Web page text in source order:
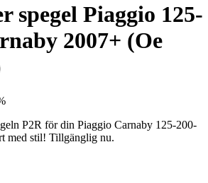
spegel Piaggio 125-
2007+ (Oe
P2R för din Piaggio Carnaby 125-200-
med stil! Tillgänglig nu.